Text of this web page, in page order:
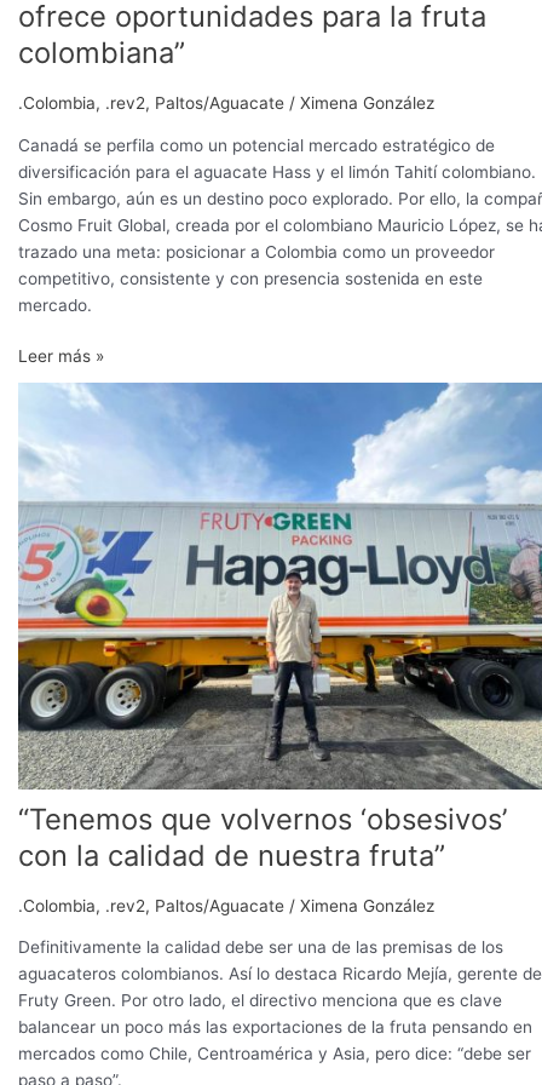
ofrece oportunidades para la fruta
colombiana”
.Colombia, .rev2, Paltos/Aguacate / Ximena González
Canadá se perfila como un potencial mercado estratégico de
diversificación para el aguacate Hass y el limón Tahití colombiano.
Sin embargo, aún es un destino poco explorado. Por ello, la
Cosmo Fruit Global, creada por el colombiano Mauricio López, se
trazado una meta: posicionar a Colombia como un proveedor
competitivo, consistente y con presencia sostenida en este
mercado.
Leer más »
“Tenemos que volvernos ‘obsesivos’
con la calidad de nuestra fruta”
.Colombia, .rev2, Paltos/Aguacate / Ximena González
Definitivamente la calidad debe ser una de las premisas de los
aguacateros colombianos. Así lo destaca Ricardo Mejía, gerente de
Fruty Green. Por otro lado, el directivo menciona que es clave
balancear un poco más las exportaciones de la fruta pensando en
mercados como Chile, Centroamérica y Asia, pero dice: “debe ser
paso a paso”.
“Tenemos
volvernos
‘obsesivos’
con
la
calidad
de
nuestra
fruta”